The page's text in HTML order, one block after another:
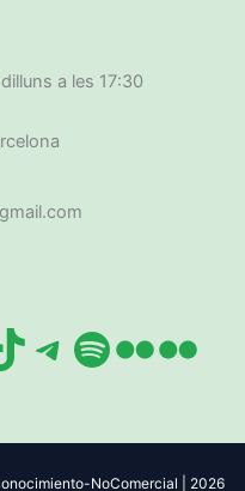
dilluns a les 17:30
Telegram
Spotify
Flickr
NoComercial | 2026